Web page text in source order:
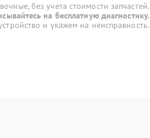
без учета стоимости запчастей.
на бесплатную диагностику.
и укажем на неисправность.